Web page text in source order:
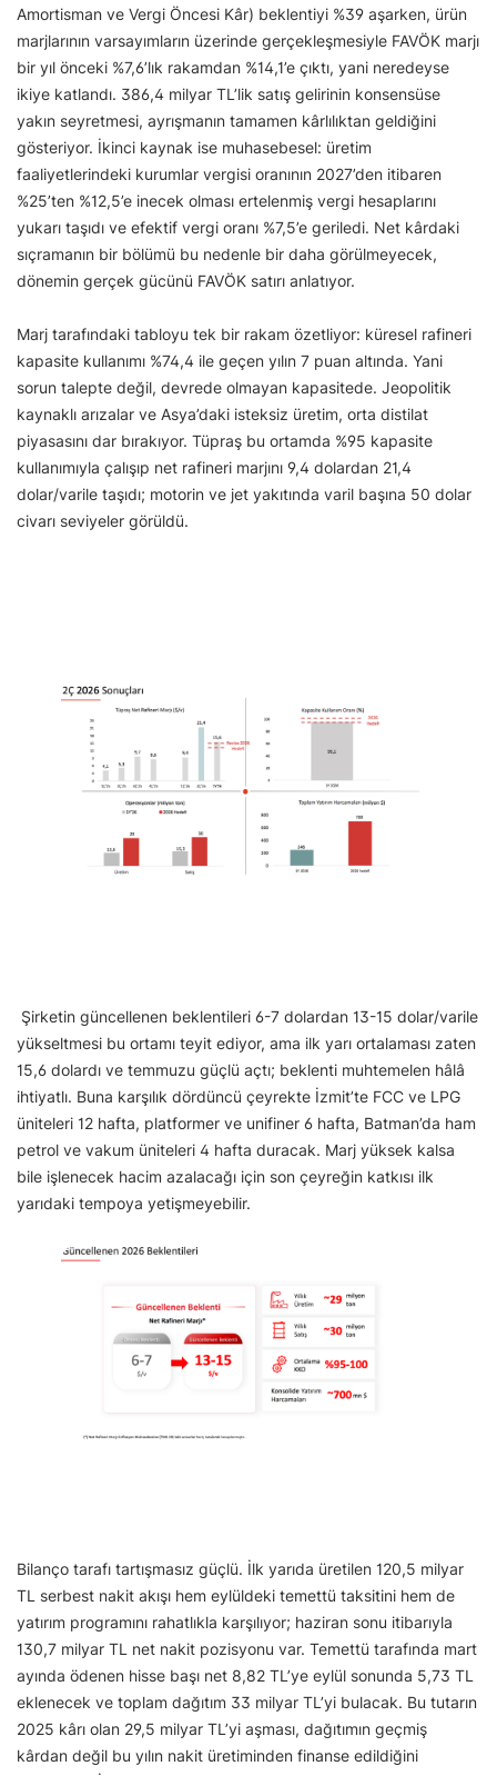
Amortisman ve Vergi Öncesi Kâr) beklentiyi %39 aşarken, ürün
marjlarının varsayımların üzerinde gerçekleşmesiyle FAVÖK marjı
bir yıl önceki %7,6’lık rakamdan %14,1’e çıktı, yani neredeyse
ikiye katlandı. 386,4 milyar TL’lik satış gelirinin konsensüse
yakın seyretmesi, ayrışmanın tamamen kârlılıktan geldiğini
gösteriyor. İkinci kaynak ise muhasebesel: üretim
faaliyetlerindeki kurumlar vergisi oranının 2027’den itibaren
%25’ten %12,5’e inecek olması ertelenmiş vergi hesaplarını
yukarı taşıdı ve efektif vergi oranı %7,5’e geriledi. Net kârdaki
sıçramanın bir bölümü bu nedenle bir daha görülmeyecek,
dönemin gerçek gücünü FAVÖK satırı anlatıyor.
Marj tarafındaki tabloyu tek bir rakam özetliyor: küresel rafineri
kapasite kullanımı %74,4 ile geçen yılın 7 puan altında. Yani
sorun talepte değil, devrede olmayan kapasitede. Jeopolitik
kaynaklı arızalar ve Asya’daki isteksiz üretim, orta distilat
piyasasını dar bırakıyor. Tüpraş bu ortamda %95 kapasite
kullanımıyla çalışıp net rafineri marjını 9,4 dolardan 21,4
dolar/varile taşıdı; motorin ve jet yakıtında varil başına 50 dolar
civarı seviyeler görüldü.
Şirketin güncellenen beklentileri 6-7 dolardan 13-15 dolar/varile
yükseltmesi bu ortamı teyit ediyor, ama ilk yarı ortalaması zaten
15,6 dolardı ve temmuzu güçlü açtı; beklenti muhtemelen hâlâ
ihtiyatlı. Buna karşılık dördüncü çeyrekte İzmit’te FCC ve LPG
üniteleri 12 hafta, platformer ve unifiner 6 hafta, Batman’da ham
petrol ve vakum üniteleri 4 hafta duracak. Marj yüksek kalsa
bile işlenecek hacim azalacağı için son çeyreğin katkısı ilk
yarıdaki tempoya yetişmeyebilir.
Bilanço tarafı tartışmasız güçlü. İlk yarıda üretilen 120,5 milyar
TL serbest nakit akışı hem eylüldeki temettü taksitini hem de
yatırım programını rahatlıkla karşılıyor; haziran sonu itibarıyla
130,7 milyar TL net nakit pozisyonu var. Temettü tarafında mart
ayında ödenen hisse başı net 8,82 TL’ye eylül sonunda 5,73 TL
eklenecek ve toplam dağıtım 33 milyar TL’yi bulacak. Bu tutarın
2025 kârı olan 29,5 milyar TL’yi aşması, dağıtımın geçmiş
kârdan değil bu yılın nakit üretiminden finanse edildiğini